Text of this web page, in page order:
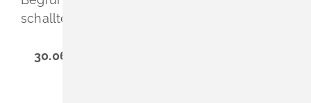
schalltechnischen Untersuchung vom
30.06.2026 bis einschließlich 30.07.2026